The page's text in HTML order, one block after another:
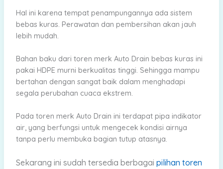
Hal ini karena tempat penampungannya ada sistem
bebas kuras. Perawatan dan pembersihan akan jauh
lebih mudah.
Bahan baku dari toren merk Auto Drain bebas kuras ini
pakai HDPE murni berkualitas tinggi. Sehingga mampu
bertahan dengan sangat baik dalam menghadapi
segala perubahan cuaca ekstrem.
Pada toren merk Auto Drain ini terdapat pipa indikator
air, yang berfungsi untuk mengecek kondisi airnya
tanpa perlu membuka bagian tutup atasnya.
Sekarang ini sudah tersedia berbagai pilihan toren